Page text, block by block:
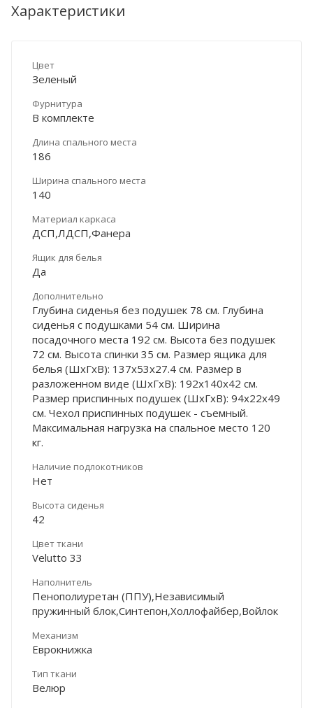
Характеристики
Цвет
Зеленый
Фурнитура
В комплекте
Длина спального места
186
Ширина спального места
140
Материал каркаса
ДСП,ЛДСП,Фанера
Ящик для белья
Да
Дополнительно
Глубина сиденья без подушек 78 см. Глубина
сиденья с подушками 54 см. Ширина
посадочного места 192 см. Высота без подушек
72 см. Высота спинки 35 см. Размер ящика для
белья (ШхГхВ): 137х53х27.4 см. Размер в
разложенном виде (ШхГхВ): 192х140х42 см.
Размер приспинных подушек (ШхГхВ): 94х22х49
см. Чехол приспинных подушек - съемный.
Максимальная нагрузка на спальное место 120
кг.
Наличие подлокотников
Нет
Высота сиденья
42
Цвет ткани
Velutto 33
Наполнитель
Пенополиуретан (ППУ),Независимый
пружинный блок,Синтепон,Холлофайбер,Войлок
Механизм
Еврокнижка
Тип ткани
Велюр